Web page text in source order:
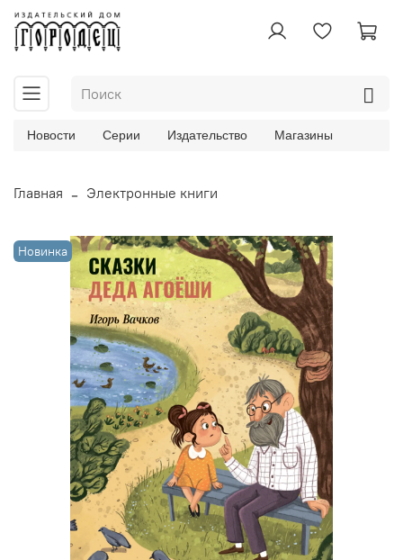
Новости Серии Издательство Магазины
Главная Электронные книги
Новинка